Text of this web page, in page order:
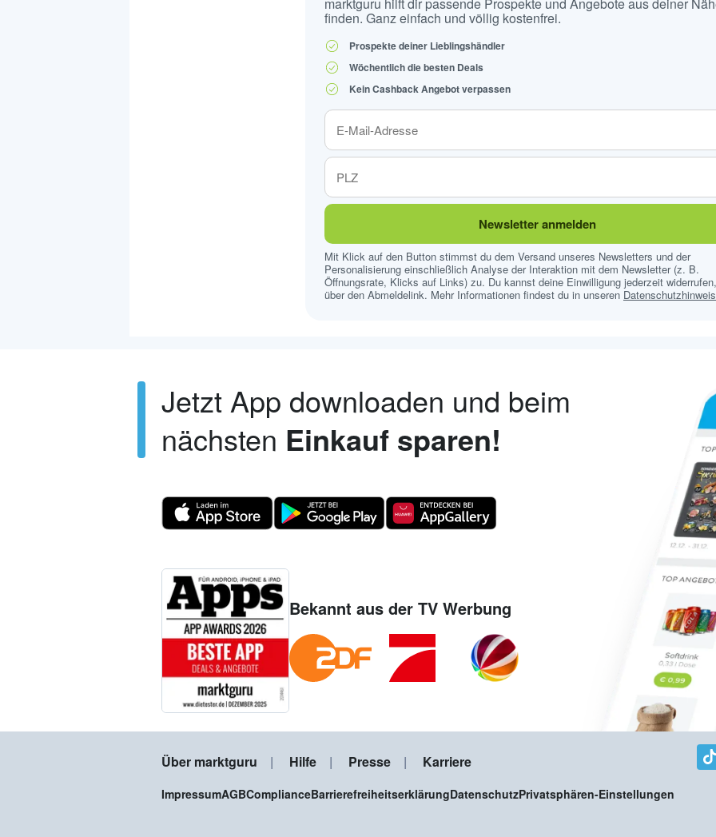
finden. Ganz einfach und völlig kostenfrei.
Prospekte deiner Lieblingshändler
Wöchentlich die besten Deals
Kein Cashback Angebot verpassen
Newsletter anmelden
Mit Klick auf den Button stimmst du dem Versand unseres Newsletters und der
Personalisierung einschließlich Analyse der Interaktion mit dem Newsletter (z. B.
Öffnungsrate, Klicks auf Links) zu. Du kannst deine Einwilligung jederzeit
über den Abmeldelink. Mehr Informationen findest du in unseren
Jetzt App downloaden und beim
nächsten Einkauf sparen!
Bekannt aus der TV Werbung
Über marktguru Hilfe Presse Karriere
ImpressumAGBComplianceBarrierefreiheitserklärungDatenschutzPrivatsphären-Einstellungen